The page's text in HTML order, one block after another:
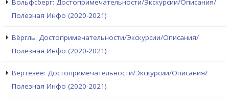
Вольфсберг: Достопримечательности/Экскурсии/Описания/
Полезная Инфо (2020-2021)
Вёргль: Достопримечательности/Экскурсии/Описания/
Полезная Инфо (2020-2021)
Вёртезее: Достопримечательности/Экскурсии/Описания/
Полезная Инфо (2020-2021)